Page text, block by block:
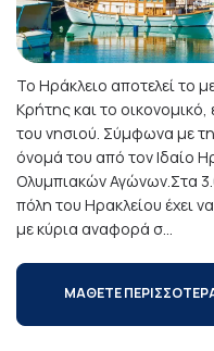
Το Ηράκλειο αποτελεί το
Κρήτης και το οικονομικό,
του νησιού. Σύμφωνα με
όνομά του από τον Ιδαίο
Ολυμπιακών Αγώνων.Στα
πόλη του Ηρακλείου έχει
με κύρια αναφορά σ...
ΜΑΘΕΤΕ